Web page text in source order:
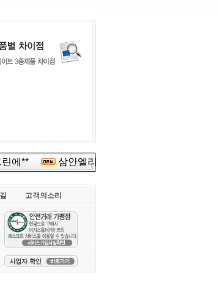
에** 삼안엘리베*****
고객의소리